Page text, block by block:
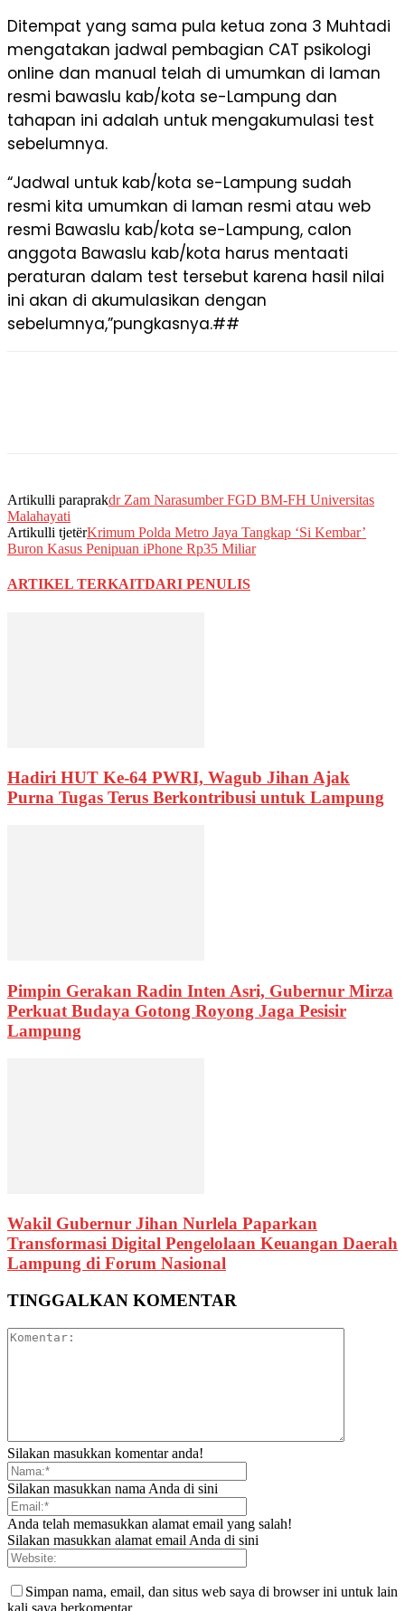
Ditempat yang sama pula ketua zona 3 Muhtadi
mengatakan jadwal pembagian CAT psikologi
online dan manual telah di umumkan di laman
resmi bawaslu kab/kota se-Lampung dan
tahapan ini adalah untuk mengakumulasi test
sebelumnya.
“Jadwal untuk kab/kota se-Lampung sudah
resmi kita umumkan di laman resmi atau web
resmi Bawaslu kab/kota se-Lampung, calon
anggota Bawaslu kab/kota harus mentaati
peraturan dalam test tersebut karena hasil nilai
ini akan di akumulasikan dengan
sebelumnya,”pungkasnya.##
Artikulli paraprakdr Zam Narasumber FGD BM-FH Universitas
Malahayati
Artikulli tjetërKrimum Polda Metro Jaya Tangkap ‘Si Kembar’
Buron Kasus Penipuan iPhone Rp35 Miliar
ARTIKEL TERKAITDARI PENULIS
Hadiri HUT Ke-64 PWRI, Wagub Jihan Ajak
Purna Tugas Terus Berkontribusi untuk Lampung
Pimpin Gerakan Radin Inten Asri, Gubernur Mirza
Perkuat Budaya Gotong Royong Jaga Pesisir
Lampung
Wakil Gubernur Jihan Nurlela Paparkan
Transformasi Digital Pengelolaan Keuangan Daerah
Lampung di Forum Nasional
TINGGALKAN KOMENTAR
Silakan masukkan komentar anda!
Silakan masukkan nama Anda di sini
Anda telah memasukkan alamat email yang salah!
Silakan masukkan alamat email Anda di sini
Simpan nama, email, dan situs web saya di browser ini untuk lain
kali saya berkomentar.